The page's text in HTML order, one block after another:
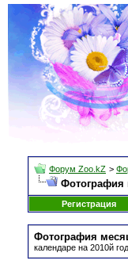
Форум Zoo.kZ >
Фотография
Регистрация
Фотография
календаре на 2010й год.